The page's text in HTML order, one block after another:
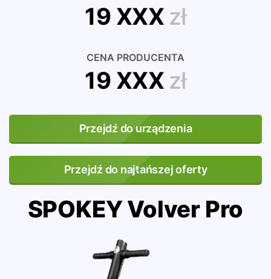
19 XXX zł
CENA PRODUCENTA
19 XXX zł
Przejdź do urządzenia
Przejdź do najtańszej oferty
SPOKEY Volver Pro